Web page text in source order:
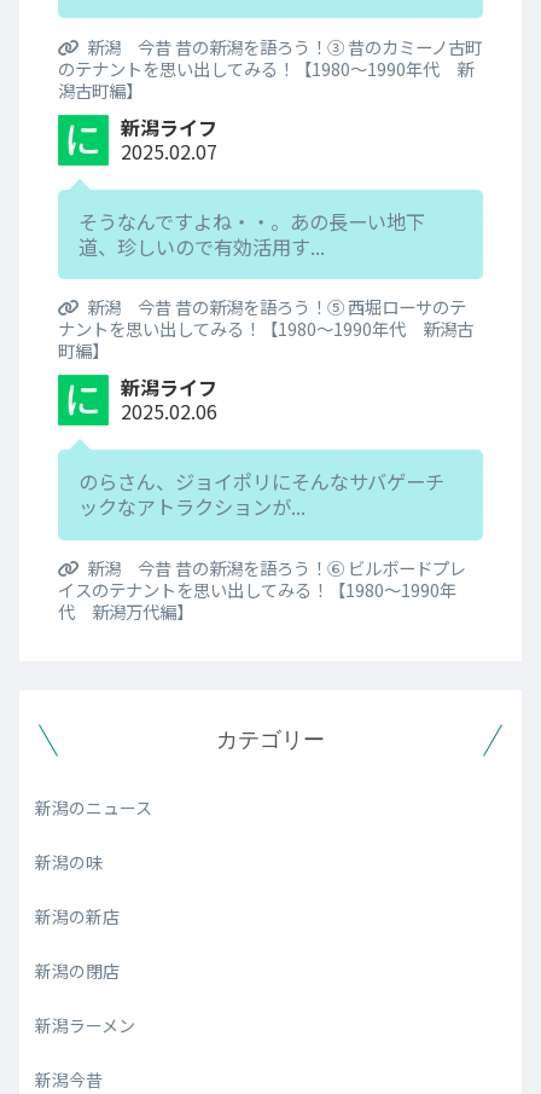
新潟 今昔 昔の新潟を語ろう！③ 昔のカミーノ古町
のテナントを思い出してみる！【1980～1990年代 新
潟古町編】
新潟ライフ
2025.02.07
そうなんですよね・・。あの長ーい地下
道、珍しいので有効活用す...
新潟 今昔 昔の新潟を語ろう！⑤ 西堀ローサのテ
ナントを思い出してみる！【1980～1990年代 新潟古
町編】
新潟ライフ
2025.02.06
のらさん、ジョイポリにそんなサバゲーチ
ックなアトラクションが...
新潟 今昔 昔の新潟を語ろう！⑥ ビルボードプレ
イスのテナントを思い出してみる！【1980～1990年
代 新潟万代編】
カテゴリー
新潟のニュース
新潟の味
新潟の新店
新潟の閉店
新潟ラーメン
新潟今昔